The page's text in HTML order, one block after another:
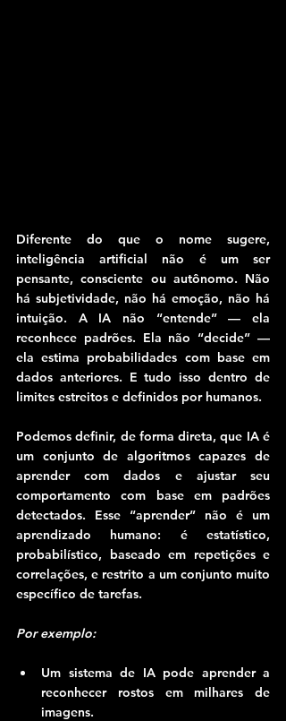
Diferente do que o nome sugere,
inteligência artificial não é um ser
pensante, consciente ou autônomo. Não
há subjetividade, não há emoção, não há
intuição. A IA não “entende” — ela
reconhece padrões. Ela não “decide” —
ela estima probabilidades com base em
dados anteriores. E tudo isso dentro de
limites estreitos e definidos por humanos.
Podemos definir, de forma direta, que IA é
um conjunto de algoritmos capazes de
aprender com dados e ajustar seu
comportamento com base em padrões
detectados. Esse “aprender” não é um
aprendizado humano: é estatístico,
probabilístico, baseado em repetições e
correlações, e restrito a um conjunto muito
específico de tarefas.
Por exemplo:
Um sistema de IA pode aprender a
reconhecer rostos em milhares de
imagens.